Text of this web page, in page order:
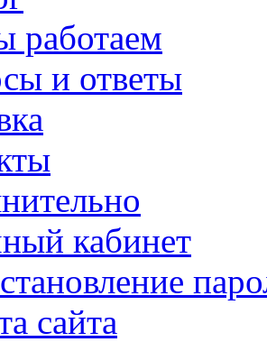
работаем
и ответы
кабинет
сайта